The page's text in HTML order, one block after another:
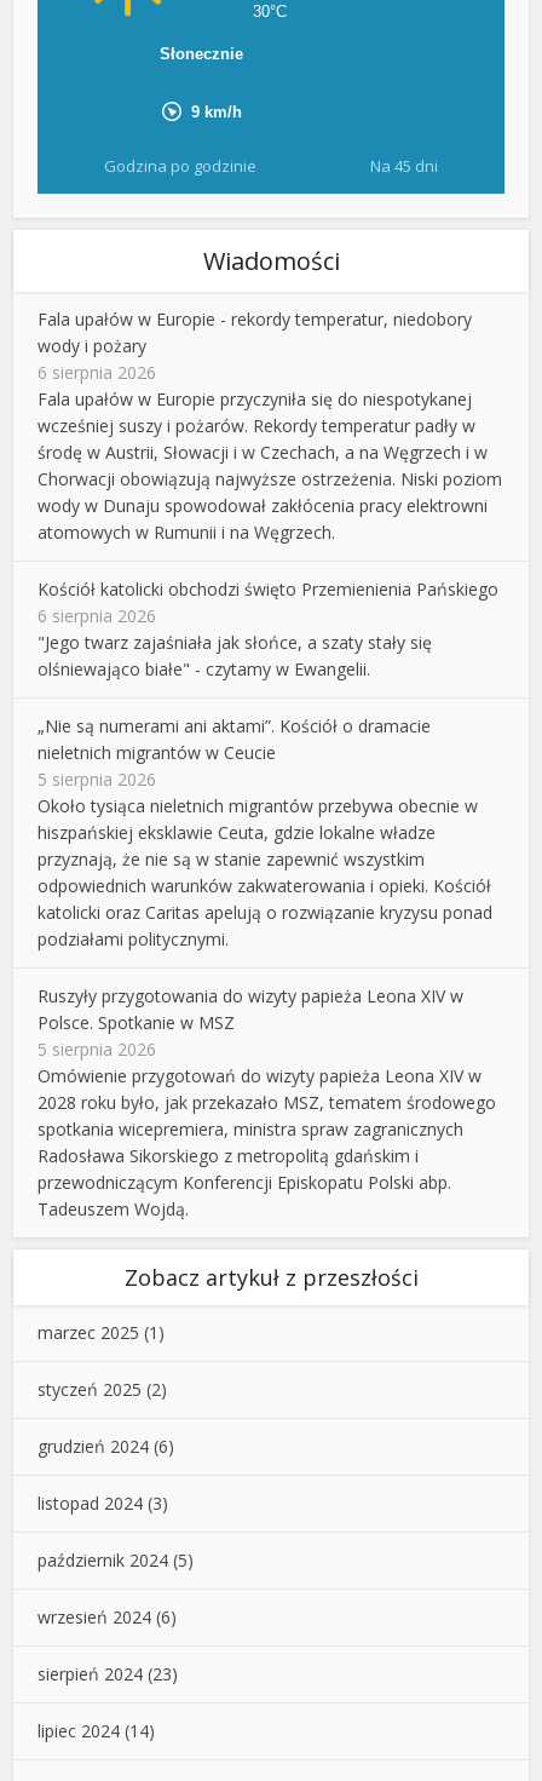
Godzina po godzinie Na 45 dni
Wiadomości
Fala upałów w Europie - rekordy temperatur, niedobory
wody i pożary
6 sierpnia 2026
Fala upałów w Europie przyczyniła się do niespotykanej
wcześniej suszy i pożarów. Rekordy temperatur padły w
środę w Austrii, Słowacji i w Czechach, a na Węgrzech i w
Chorwacji obowiązują najwyższe ostrzeżenia. Niski poziom
wody w Dunaju spowodował zakłócenia pracy elektrowni
atomowych w Rumunii i na Węgrzech.
Kościół katolicki obchodzi święto Przemienienia Pańskiego
6 sierpnia 2026
"Jego twarz zajaśniała jak słońce, a szaty stały się
olśniewająco białe" - czytamy w Ewangelii.
„Nie są numerami ani aktami”. Kościół o dramacie
nieletnich migrantów w Ceucie
5 sierpnia 2026
Około tysiąca nieletnich migrantów przebywa obecnie w
hiszpańskiej eksklawie Ceuta, gdzie lokalne władze
przyznają, że nie są w stanie zapewnić wszystkim
odpowiednich warunków zakwaterowania i opieki. Kościół
katolicki oraz Caritas apelują o rozwiązanie kryzysu ponad
podziałami politycznymi.
Ruszyły przygotowania do wizyty papieża Leona XIV w
Polsce. Spotkanie w MSZ
5 sierpnia 2026
Omówienie przygotowań do wizyty papieża Leona XIV w
2028 roku było, jak przekazało MSZ, tematem środowego
spotkania wicepremiera, ministra spraw zagranicznych
Radosława Sikorskiego z metropolitą gdańskim i
przewodniczącym Konferencji Episkopatu Polski abp.
Tadeuszem Wojdą.
Zobacz artykuł z przeszłości
marzec 2025 (1)
styczeń 2025 (2)
grudzień 2024 (6)
listopad 2024 (3)
październik 2024 (5)
wrzesień 2024 (6)
sierpień 2024 (23)
lipiec 2024 (14)